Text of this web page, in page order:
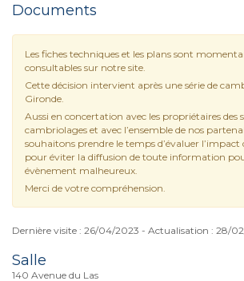
Documents
Les fiches techniques et les plans sont
consultables sur notre site.
Cette décision intervient après une série de
Gironde.
Aussi en concertation avec les propriétaires des
cambriolages et avec l’ensemble de nos
souhaitons prendre le temps d’évaluer
pour éviter la diffusion de toute information
évènement malheureux.
Merci de votre compréhension.
Dernière visite : 26/04/2023 - Actualisation : 28/
Salle
140 Avenue du Las